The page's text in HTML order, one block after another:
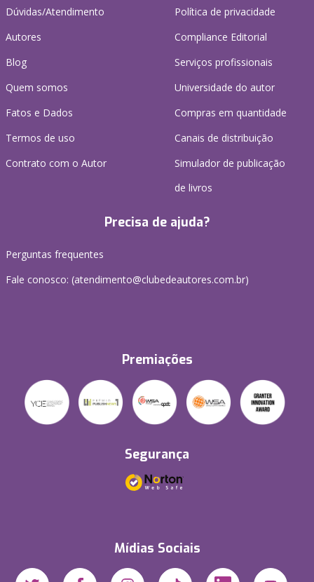
Dúvidas/Atendimento
Autores
Blog
Quem somos
Fatos e Dados
Termos de uso
Contrato com o Autor
Política de privacidade
Compliance Editorial
Serviços profissionais
Universidade do autor
Compras em quantidade
Canais de distribuição
Simulador de publicação
de livros
Precisa de ajuda?
Perguntas frequentes
Fale conosco: (atendimento@clubedeautores.com.br)
Premiações
Segurança
Mídias Sociais